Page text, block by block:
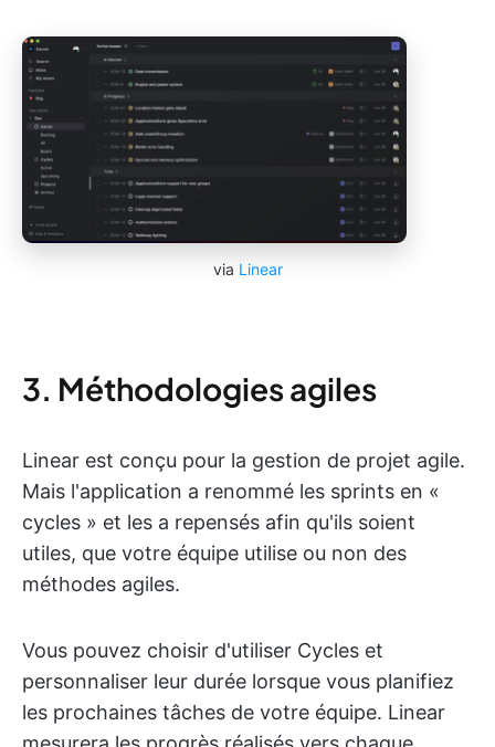
via Linear
3. Méthodologies agiles
Linear est conçu pour la gestion de projet agile.
Mais l'application a renommé les sprints en «
cycles » et les a repensés afin qu'ils soient
utiles, que votre équipe utilise ou non des
méthodes agiles.
Vous pouvez choisir d'utiliser Cycles et
personnaliser leur durée lorsque vous planifiez
les prochaines tâches de votre équipe. Linear